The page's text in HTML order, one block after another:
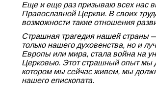
Еще и еще раз призываю всех нас
Православной Церкви. В своих
возможности такие отношения
Страшная трагедия нашей страны
только нашего духовенства, но и
Европы или мира, стала война на
Церковью. Этот страшный опыт мы
котором мы сейчас живем, мы
нашего епископата.